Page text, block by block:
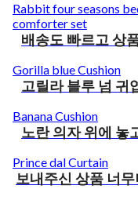
Rabbit four seasons
comforter set
배송도 빠르고 상
Gorilla blue Cushion
고릴라 블루 넘 귀
Banana Cushion
노란 의자 위에 놓
Prince dal Curtain
보내주신 상품 너무